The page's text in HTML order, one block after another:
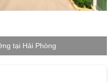
tại Hải Phòng